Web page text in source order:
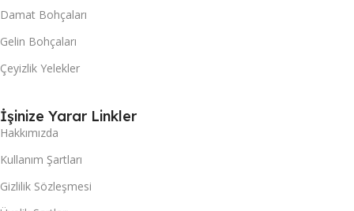
Damat Bohçaları
Gelin Bohçaları
Çeyizlik Yelekler
İşinize Yarar Linkler
Hakkımızda
Kullanım Şartları
Gizlilik Sözleşmesi